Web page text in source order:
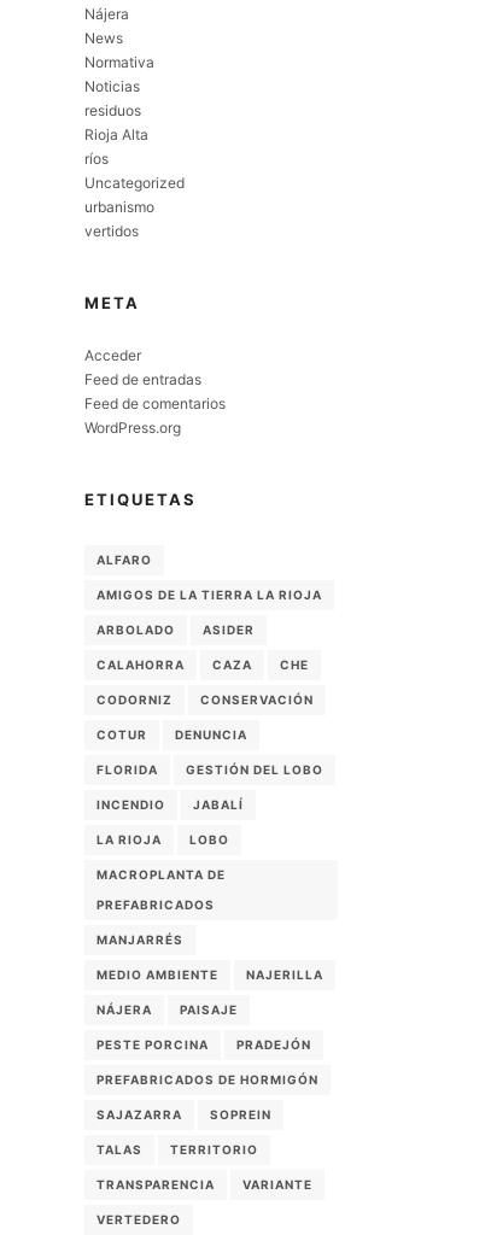
Nájera
News
Normativa
Noticias
residuos
Rioja Alta
ríos
Uncategorized
urbanismo
vertidos
META
Acceder
Feed de entradas
Feed de comentarios
WordPress.org
ETIQUETAS
ALFARO
AMIGOS DE LA TIERRA LA RIOJA
ARBOLADO ASIDER
CALAHORRA CAZA CHE
CODORNIZ CONSERVACIÓN
COTUR DENUNCIA
FLORIDA GESTIÓN DEL LOBO
INCENDIO JABALÍ
LA RIOJA LOBO
MACROPLANTA DE
PREFABRICADOS
MANJARRÉS
MEDIO AMBIENTE NAJERILLA
NÁJERA PAISAJE
PESTE PORCINA PRADEJÓN
PREFABRICADOS DE HORMIGÓN
SAJAZARRA SOPREIN
TALAS TERRITORIO
TRANSPARENCIA VARIANTE
VERTEDERO